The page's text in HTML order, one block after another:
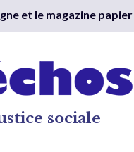
et le magazine papier
sociale